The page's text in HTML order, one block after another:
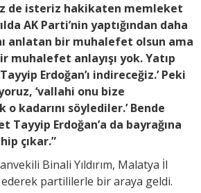
de isteriz hakikaten memleket
AK Parti’nin yaptığından daha
anlatan bir muhalefet olsun ama
muhalefet anlayışı yok. Yatıp
Erdoğan’ı indireceğiz.’ Peki
‘vallahi onu bize
kadarını söylediler.’ Bende
Tayyip Erdoğan’a da bayrağına
çıkar.”
Binali Yıldırım, Malatya İl
ederek partililerle bir araya geldi.